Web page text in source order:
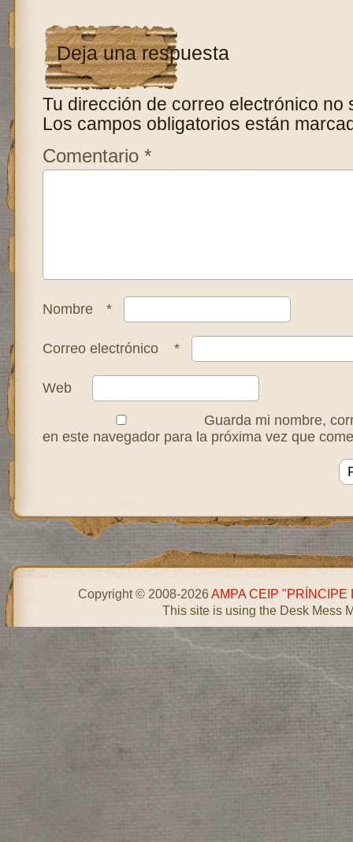
Deja una respuesta
Tu dirección de correo electrónico no
Los campos obligatorios están
Comentario *
Nombre *
Correo electrónico *
Web
Guarda mi nombre,
en este navegador para la próxima vez que
Copyright © 2008-2026AMPA CEIP "PRÍNCIPE
This site is using the Desk Mess